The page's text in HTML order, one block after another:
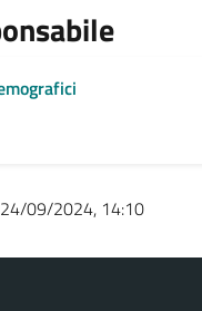
09/2024, 14:10